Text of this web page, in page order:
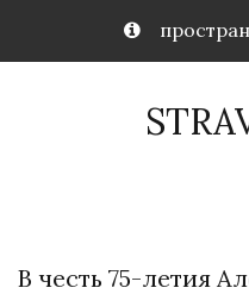
В честь 75-летия